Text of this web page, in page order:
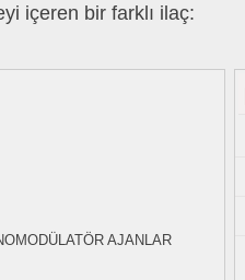
içeren bir farklı ilaç:
AJANLAR